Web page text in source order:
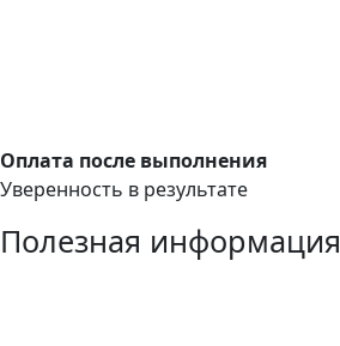
Оплата после выполнения
Уверенность в результате
Полезная информация